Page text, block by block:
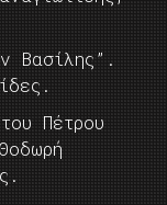
Βασίλης”.
Πέτρου